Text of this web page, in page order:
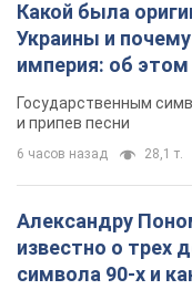
Какой была
Украины и
империя: об
Государственным
и припев песни
6 часов назад 28,1 т.
Александру
известно о трех
символа 90-х и